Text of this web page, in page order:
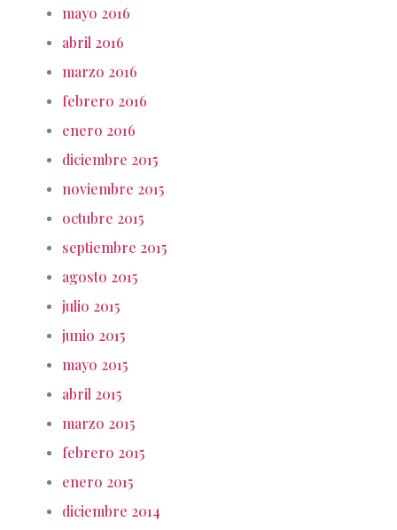
mayo 2016
abril 2016
marzo 2016
febrero 2016
enero 2016
diciembre 2015
noviembre 2015
octubre 2015
septiembre 2015
agosto 2015
julio 2015
junio 2015
mayo 2015
abril 2015
marzo 2015
febrero 2015
enero 2015
diciembre 2014